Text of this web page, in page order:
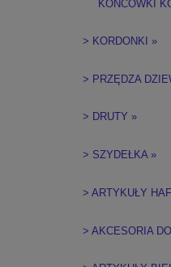
KOŃCÓWKI
> KORDONKI »
> PRZĘDZA
> DRUTY »
> SZYDEŁKA »
> ARTYKUŁY
> AKCESORIA